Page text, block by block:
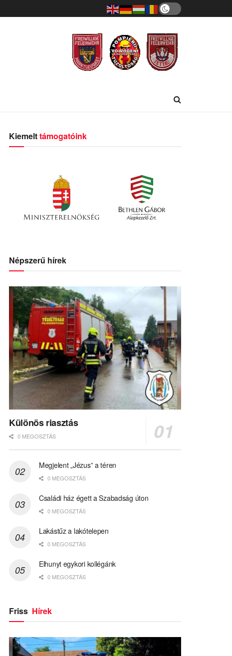
Kiemelttámogatóink
Népszerű hírek
Különös riasztás
0 MEGOSZTÁS
Megjelent „Jézus” a téren
0 MEGOSZTÁS
Családi ház égett a Szabadság úton
0 MEGOSZTÁS
Lakástűz a lakótelepen
0 MEGOSZTÁS
Elhunyt egykori kollégánk
0 MEGOSZTÁS
Friss Hírek